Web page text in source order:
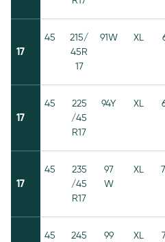
17
45
215/
45R
17
91W XL
17
45
225
/45
R17
94Y XL
17
45
235
/45
R17
97
W
XL
45
245
99
XL